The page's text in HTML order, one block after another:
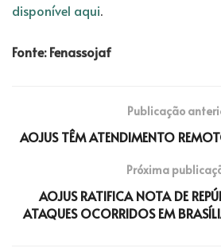
disponível aqui.
Fonte: Fenassojaf
Publicação
AOJUS TÊM ATENDIMENTO
Próxima
AOJUS RATIFICA NOTA DE
ATAQUES OCORRIDOS EM